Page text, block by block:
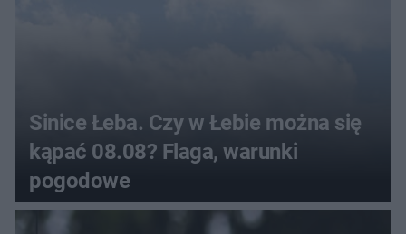
Sinice Łeba. Czy w Łebie można się
kąpać 08.08? Flaga, warunki
pogodowe